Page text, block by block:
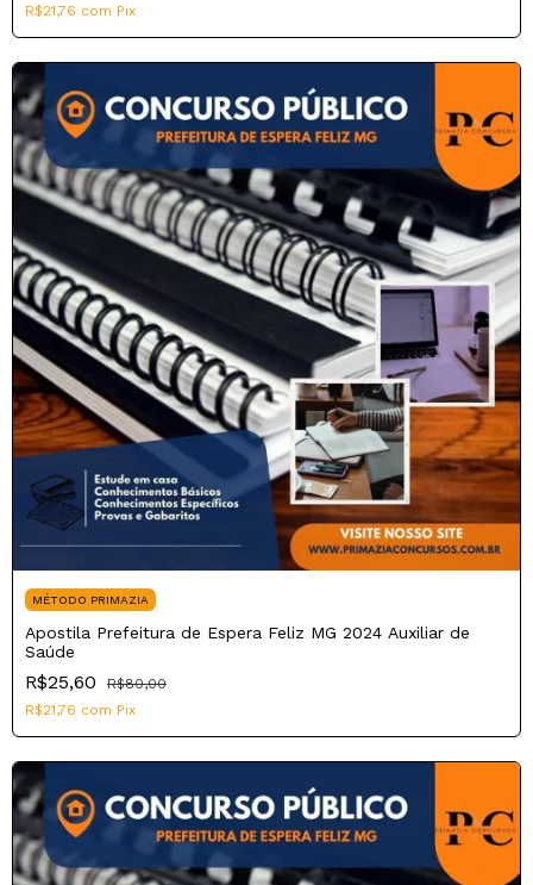
R$21,76 com Pix
MÉTODO PRIMAZIA
Apostila Prefeitura de Espera Feliz MG 2024 Auxiliar de
Saúde
R$25,60
R$80,00
R$21,76 com Pix